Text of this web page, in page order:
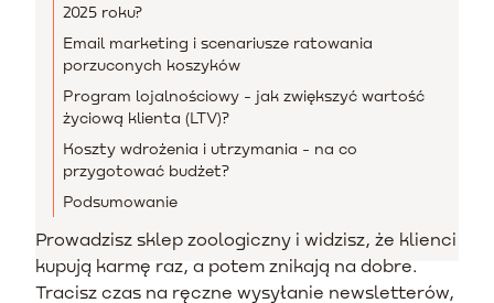
2025 roku?
Email marketing i scenariusze ratowania
porzuconych koszyków
Program lojalnościowy - jak zwiększyć wartość
życiową klienta (LTV)?
Koszty wdrożenia i utrzymania - na co
przygotować budżet?
Podsumowanie
Prowadzisz sklep zoologiczny i widzisz, że klienci
kupują karmę raz, a potem znikają na dobre.
Tracisz czas na ręczne wysyłanie newsletterów,